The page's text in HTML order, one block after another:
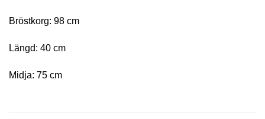
Bröstkorg: 98 cm
Längd: 40 cm
Midja: 75 cm